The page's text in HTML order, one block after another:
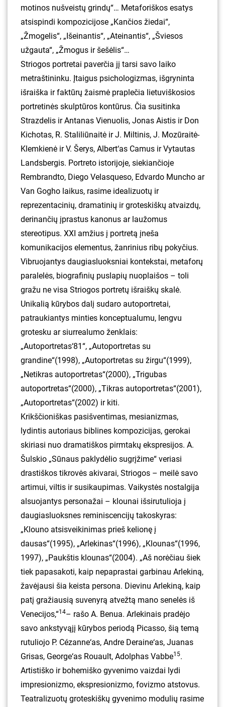
motinos nušveistų grindų“… Metaforiškos esatys
atsispindi kompozicijose „Kančios žiedai“,
„Žmogelis“, „Išeinantis“, „Ateinantis“, „Šviesos
užgauta“, „Žmogus ir šešėlis“…
Striogos portretai paverčia jį tarsi savo laiko
metraštininku. Įtaigus psichologizmas, išgryninta
išraiška ir faktūrų žaismė praplečia lietuviškosios
portretinės skulptūros kontūrus. Čia susitinka
Strazdelis ir Antanas Vienuolis, Jonas Aistis ir Don
Kichotas, R. Staliliūnaitė ir J. Miltinis, J. Mozūraitė-
Klemkienė ir V. Šerys, Albert‘as Camus ir Vytautas
Landsbergis. Portreto istorijoje, siekiančioje
Rembrandto, Diego Velasqueso, Edvardo Muncho ar
Van Gogho laikus, rasime idealizuotų ir
reprezentacinių, dramatinių ir groteskiškų atvaizdų,
derinančių įprastus kanonus ar laužomus
stereotipus. XXI amžius į portretą įneša
komunikacijos elementus, žanrinius ribų pokyčius.
Vibruojantys daugiasluoksniai kontekstai, metaforų
paralelės, biografinių puslapių nuoplaišos – toli
gražu ne visa Striogos portretų išraiškų skalė.
Unikalią kūrybos dalį sudaro autoportretai,
patraukiantys minties konceptualumu, lengvu
grotesku ar siurrealumo ženklais:
„Autoportretas‘81“, „Autoportretas su
grandine“(1998), „Autoportretas su žirgu“(1999),
„Netikras autoportretas“(2000), „Trigubas
autoportretas“(2000), „Tikras autoportretas“(2001),
„Autoportretas“(2002) ir kiti.
Krikščioniškas pasišventimas, mesianizmas,
lydintis autoriaus biblines kompozicijas, gerokai
skiriasi nuo dramatiškos pirmtakų ekspresijos. A.
Šulskio „Sūnaus paklydėlio sugrįžime“ veriasi
drastiškos tikrovės akivarai, Striogos – meilė savo
artimui, viltis ir susikaupimas. Vaikystės nostalgija
alsuojantys personažai – klounai išsirutulioja į
daugiasluoksnes reminiscencijų takoskyras:
„Klouno atsisveikinimas prieš kelionę į
dausas“(1995), „Arlekinas“(1996), „Klounas“(1996,
1997), „Paukštis klounas“(2004). „Aš norėčiau šiek
tiek papasakoti, kaip nepaprastai garbinau Arlekiną,
žavėjausi šia keista persona. Dievinu Arlekiną, kaip
patį gražiausią suvenyrą atvežtą mano senelės iš
Venecijos,“14– rašo A. Benua. Arlekinais pradėjo
savo ankstyvąjį kūrybos periodą Picasso, šią temą
rutuliojo P. Cézanne‘as, Andre Deraine‘as, Juanas
Grisas, George‘as Rouault, Adolphas Vabbe15.
Artistiško ir bohemiško gyvenimo vaizdai lydi
impresionizmo, ekspresionizmo, fovizmo atstovus.
Teatralizuotų groteskiškų gyvenimo modulių rasime